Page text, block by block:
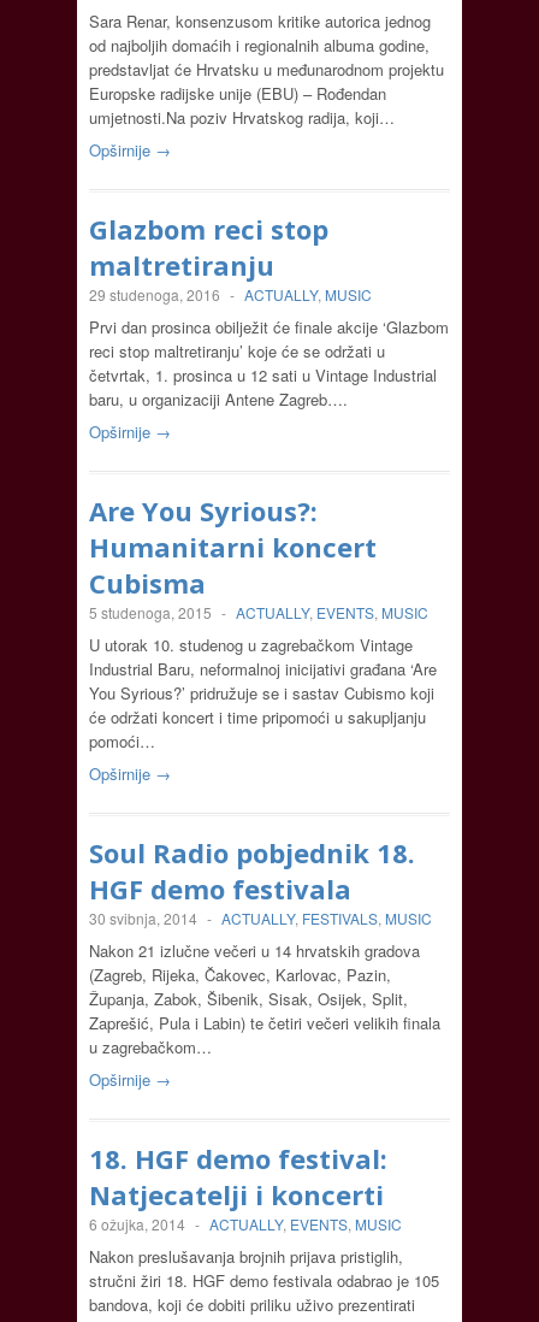
Sara Renar, konsenzusom kritike autorica jednog
od najboljih domaćih i regionalnih albuma godine,
predstavljat će Hrvatsku u međunarodnom projektu
Europske radijske unije (EBU) – Rođendan
umjetnosti.Na poziv Hrvatskog radija, koji…
Opširnije →
Glazbom reci stop
maltretiranju
29 studenoga, 2016 - ACTUALLY, MUSIC
Prvi dan prosinca obilježit će finale akcije ‘Glazbom
reci stop maltretiranju’ koje će se održati u
četvrtak, 1. prosinca u 12 sati u Vintage Industrial
baru, u organizaciji Antene Zagreb….
Opširnije →
Are You Syrious?:
Humanitarni koncert
Cubisma
5 studenoga, 2015 - ACTUALLY, EVENTS, MUSIC
U utorak 10. studenog u zagrebačkom Vintage
Industrial Baru, neformalnoj inicijativi građana ‘Are
You Syrious?’ pridružuje se i sastav Cubismo koji
će održati koncert i time pripomoći u sakupljanju
pomoći…
Opširnije →
Soul Radio pobjednik 18.
HGF demo festivala
30 svibnja, 2014 - ACTUALLY, FESTIVALS, MUSIC
Nakon 21 izlučne večeri u 14 hrvatskih gradova
(Zagreb, Rijeka, Čakovec, Karlovac, Pazin,
Županja, Zabok, Šibenik, Sisak, Osijek, Split,
Zaprešić, Pula i Labin) te četiri večeri velikih finala
u zagrebačkom…
Opširnije →
18. HGF demo festival:
Natjecatelji i koncerti
6 ožujka, 2014 - ACTUALLY, EVENTS, MUSIC
Nakon preslušavanja brojnih prijava pristiglih,
stručni žiri 18. HGF demo festivala odabrao je 105
bandova, koji će dobiti priliku uživo prezentirati